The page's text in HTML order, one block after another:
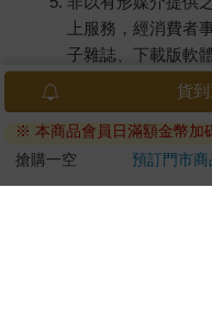
上服務，經消費者
子雜誌、下載版軟
已拆封之個人衛生
若非上列種類商品，均
日）。
辦理退換貨時，商品
貨
※ 本商品會員日滿額金幣加
搶購一空
預訂門市商